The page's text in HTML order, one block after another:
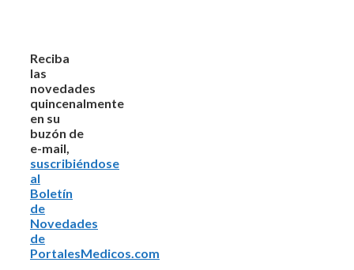
Reciba
las
novedades
quincenalmente
en su
buzón de
e-mail,
suscribiéndose
al
Boletín
de
Novedades
de
PortalesMedicos.com